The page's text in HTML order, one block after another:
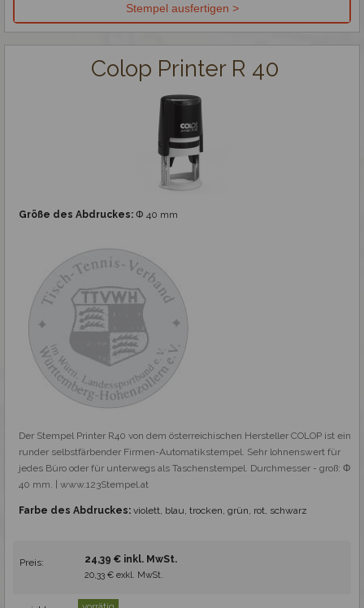
Colop Printer R 40
Größe des Abdruckes: Φ 40 mm
Der Stempel Printer R40 von dem österreichischen Hersteller COLOP ist ein
runder selbstfärbender Firmen-Automatikstempel. Sehr lohnenswert für
jedes Büro oder für unterwegs als Taschenstempel. Durchmesser - groß: Φ
40 mm. | www.123Stempel.at
Farbe des Abdruckes: violett, blau, trocken, grün, rot, schwarz
Preis: 24,39 € inkl. MwSt.
20,33 € exkl. MwSt.